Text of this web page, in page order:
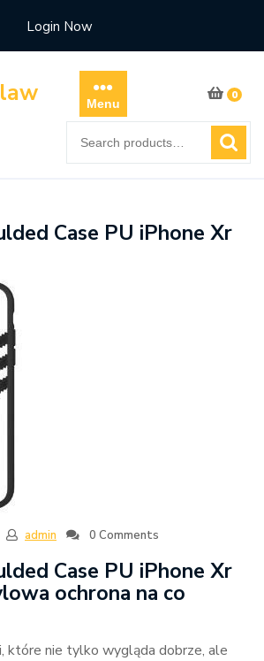
Login Now
Menu
0
for:
Case PU iPhone Xr
admin 0 Comments
Case PU iPhone Xr
ochrona na co
które nie tylko wygląda dobrze, ale